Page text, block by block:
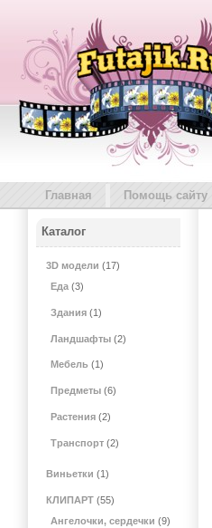
Главная Помощь сайту
Каталог
3D модели (17)
Еда (3)
Здания (1)
Ландшафты (2)
Мебель (1)
Предметы (6)
Растения (2)
Транспорт (2)
Виньетки (1)
КЛИПАРТ(55)
Ангелочки, сердечки (9)